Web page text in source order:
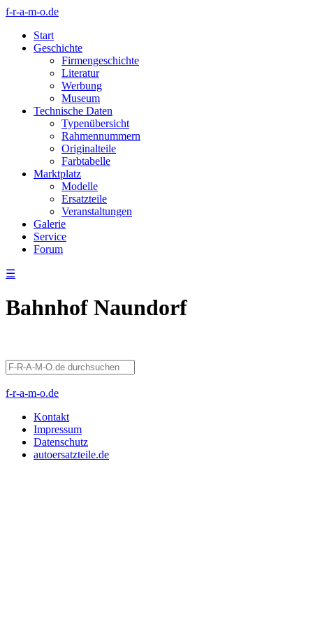
f-r-a-m-o.de
Start
Geschichte
Firmengeschichte
Literatur
Werbung
Museum
Technische Daten
Typenübersicht
Rahmennummern
Originalteile
Farbtabelle
Marktplatz
Modelle
Ersatzteile
Veranstaltungen
Galerie
Service
Forum
☰
Bahnhof Naundorf
f-r-a-m-o.de
Kontakt
Impressum
Datenschutz
autoersatzteile.de